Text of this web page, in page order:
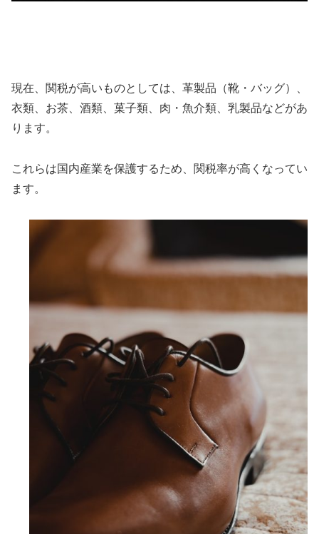
現在、関税が高いものとしては、革製品（靴・バッグ）、
衣類、お茶、酒類、菓子類、肉・魚介類、乳製品などがあ
ります。
これらは国内産業を保護するため、関税率が高くなってい
ます。